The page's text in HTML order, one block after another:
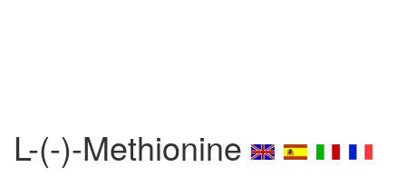
L-(-)-Methionine